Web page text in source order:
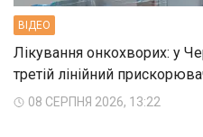
ВIДЕО
Лікування онкохворих: у
третій лінійний
08 СЕРПНЯ 2026, 13:22